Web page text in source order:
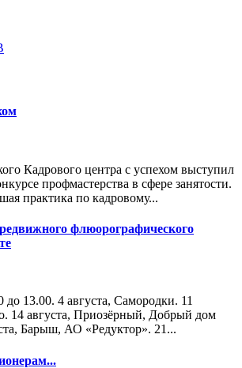
Кадрового центра с успехом выступил
профмастерства в сфере занятости.
практика по кадровому...
флюорографического
13.00. 4 августа, Самородки. 11
14 августа, Приозёрный, Добрый дом
Барыш, АО «Редуктор». 21...